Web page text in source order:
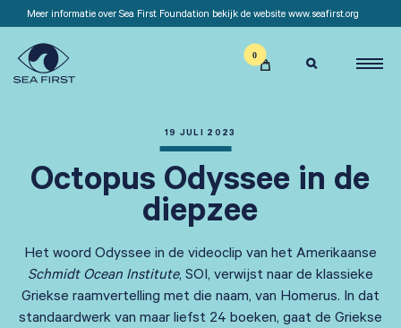
Meer informatie over Sea First Foundation bekijk de website www.seafirst.org

19 JULI 2023
Octopus Odyssee in de
diepzee
Het woord Odyssee in de videoclip van het Amerikaanse
Schmidt Ocean Institute, SOI, verwijst naar de klassieke
Griekse raamvertelling met die naam, van Homerus. In dat
standaardwerk van maar liefst 24 boeken, gaat de Griekse